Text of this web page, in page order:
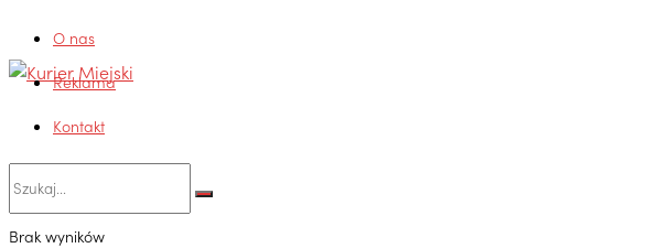
O nas
Reklama
Kontakt
Brak wyników